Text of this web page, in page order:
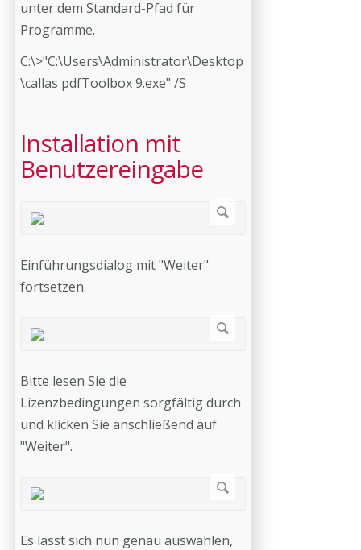
unter dem Standard-Pfad für
Programme.
C:\>"C:\Users\Administrator\Desktop
\callas pdfToolbox 9.exe" /S
Installation mit
Benutzereingabe
Einführungsdialog mit "Weiter"
fortsetzen.
Bitte lesen Sie die
Lizenzbedingungen sorgfältig durch
und klicken Sie anschließend auf
"Weiter".
Es lässt sich nun genau auswählen,